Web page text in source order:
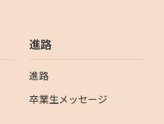
進路
進路
卒業生メッセージ